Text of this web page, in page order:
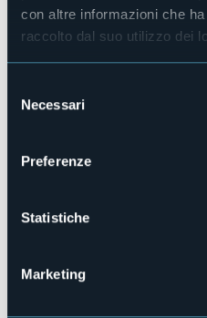
con altre informazioni che
raccolto dal suo utilizzo dei
delNecessari
Preferenze
Statistiche
Marketing
Piana di Vigezzo
Luogo dell'evento
Piana di Vigezzo
+39 345 8587040
https://pianadivigezzo.it/
variant=47578078282072